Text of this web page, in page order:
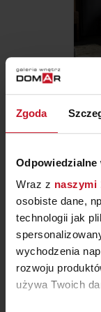
Zgoda
Odpowiedzialne
Wraz z naszymi
osobiste dane,
technologii jak
wychodzenia
rozwoju
używa Twoich